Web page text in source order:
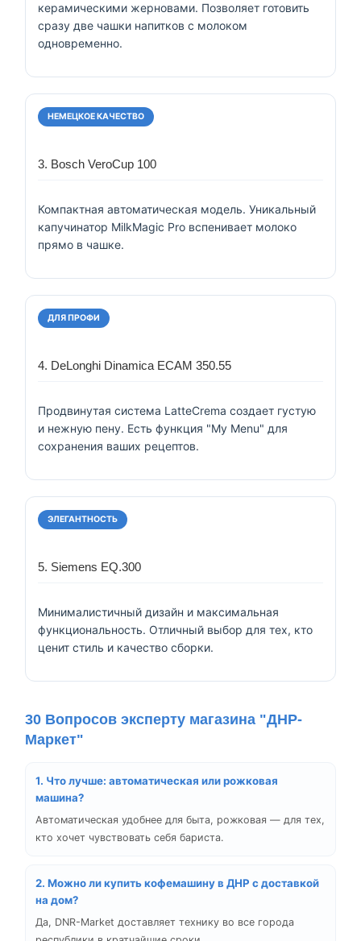
керамическими жерновами. Позволяет готовить
сразу две чашки напитков с молоком
одновременно.
НЕМЕЦКОЕ КАЧЕСТВО
3. Bosch VeroCup 100
Компактная автоматическая модель. Уникальный
капучинатор MilkMagic Pro вспенивает молоко
прямо в чашке.
ДЛЯ ПРОФИ
4. DeLonghi Dinamica ECAM 350.55
Продвинутая система LatteCrema создает густую
и нежную пену. Есть функция "My Menu" для
сохранения ваших рецептов.
ЭЛЕГАНТНОСТЬ
5. Siemens EQ.300
Минималистичный дизайн и максимальная
функциональность. Отличный выбор для тех, кто
ценит стиль и качество сборки.
30 Вопросов эксперту магазина "ДНР-
Маркет"
1. Что лучше: автоматическая или рожковая
машина?
Автоматическая удобнее для быта, рожковая — для тех,
кто хочет чувствовать себя бариста.
2. Можно ликупить кофемашину в ДНР с доставкой
на дом?
Да, DNR-Market доставляет технику во все города